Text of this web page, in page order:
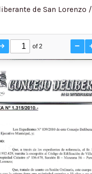
de San Lorenzo /